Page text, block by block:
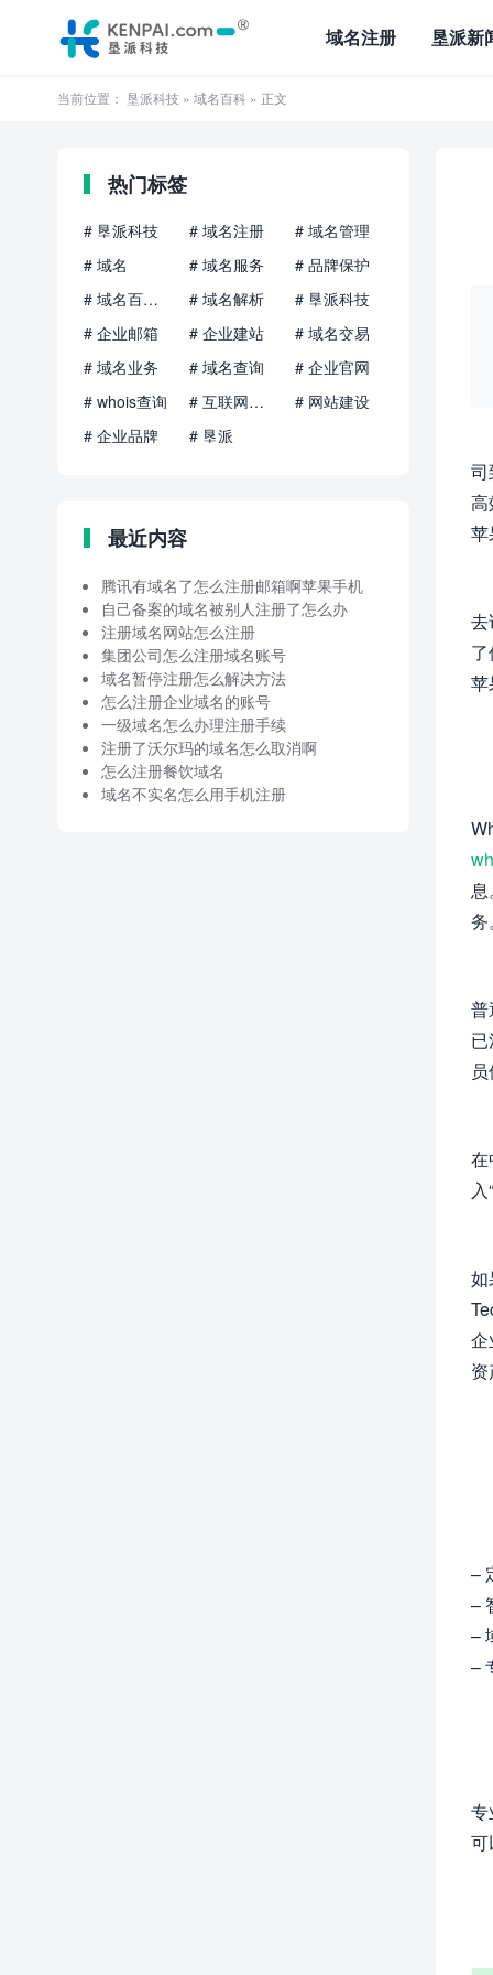
域名注册 垦派新
当前位置： 垦派科技 » 域名百科 » 正文
司
高
苹
去
苹
息
务
普
在
如
企
–
–
–
–
专
可
热门标签
# 垦派科技 # 域名注册
# 域名管理
# 域名
# 域名服务
# 品牌保护
# 域名百科知识
# 域名解析
# 垦派科技
# 企业邮箱
# 企业建站
# 域名交易
# 域名业务
# 域名查询
# 企业官网
# whois查询
# 互联网品牌
# 网站建设
# 企业品牌
# 垦派
最近内容
腾讯有域名了怎么注册邮箱啊苹果手机
自己备案的域名被别人注册了怎么办
注册域名网站怎么注册
集团公司怎么注册域名账号
域名暂停注册怎么解决方法
怎么注册企业域名的账号
一级域名怎么办理注册手续
注册了沃尔玛的域名怎么取消啊
怎么注册餐饮域名
域名不实名怎么用手机注册